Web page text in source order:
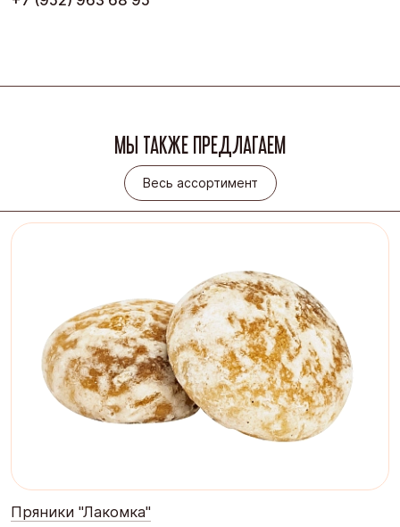
МЫ ТАКЖЕ ПРЕДЛАГАЕМ
Весь ассортимент
Весь ассортимент
Пряники "Лакомка"